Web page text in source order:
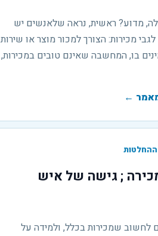
מדוע? ראשית, נראה שלאנשים יש
מכירות: הצורך למכור מוצר או שירות
בו, המחשבה שאינם טובים במכירות,
←
ההחלטות
; גישה של איש
לחשוב שמכירות בכלל, ולמידה על